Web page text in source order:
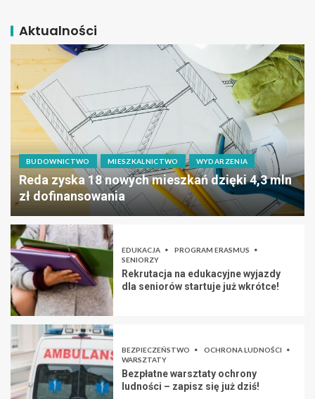
Aktualności
BUDOWNICTWO MIESZKALNICTWO WYDARZENIA
Reda zyska 18 nowych mieszkań dzięki 4,3 mln
zł dofinansowania
EDUKACJA
PROGRAM ERASMUS
SENIORZY
Rekrutacja na edukacyjne wyjazdy
dla seniorów startuje już wkrótce!
BEZPIECZEŃSTWO
OCHRONA LUDNOŚCI
WARSZTATY
Bezpłatne warsztaty ochrony
ludności – zapisz się już dziś!